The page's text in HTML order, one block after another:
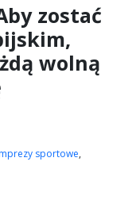
zostać
wolną
sportowe,